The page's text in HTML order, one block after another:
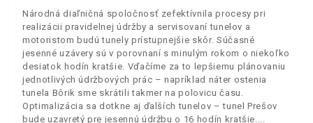
Národná diaľničná spoločnosť zefektívnila procesy pri
realizácii pravidelnej údržby a servisovaní tunelov a
motoristom budú tunely prístupnejšie skôr. Súčasné
jesenné uzávery sú v porovnaní s minulým rokom o niekoľko
desiatok hodín kratšie. Vďačíme za to lepšiemu plánovaniu
jednotlivých údržbových prác – napríklad náter ostenia
tunela Bôrik sme skrátili takmer na polovicu času.
Optimalizácia sa dotkne aj ďalších tunelov – tunel Prešov
bude uzavretý pre jesennú údržbu o 16 hodín kratšie.